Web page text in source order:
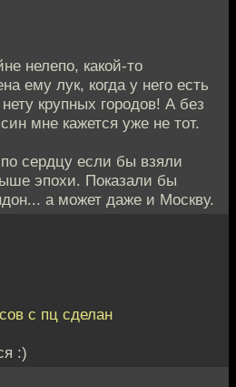
нелепо, какой-то
ему лук, когда у него есть
крупных городов! А без
мне кажется уже не тот.
сердцу если бы взяли
эпохи. Показали бы
а может даже и Москву.
с пц сделан
:)